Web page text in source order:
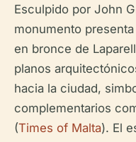
Esculpido por John
monumento
en bronce de
planos
hacia la ciudad,
complementarios
(Times of Malta). El